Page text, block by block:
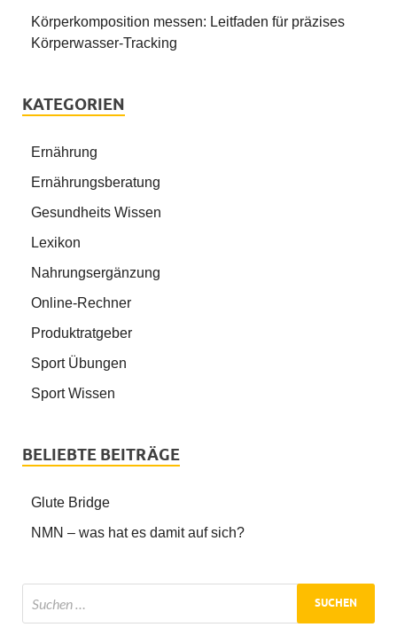
Körperkomposition messen: Leitfaden für präzises
Körperwasser-Tracking
KATEGORIEN
Ernährung
Ernährungsberatung
Gesundheits Wissen
Lexikon
Nahrungsergänzung
Online-Rechner
Produktratgeber
Sport Übungen
Sport Wissen
BELIEBTE BEITRÄGE
Glute Bridge
NMN – was hat es damit auf sich?